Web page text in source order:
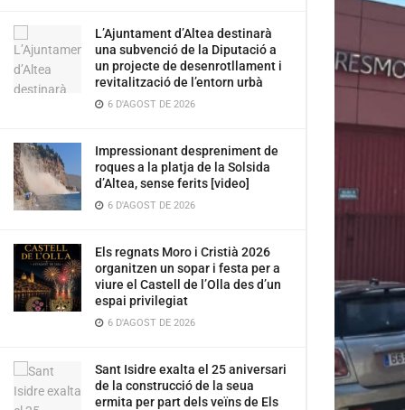
L’Ajuntament d’Altea destinarà
una subvenció de la Diputació a
un projecte de desenrotllament i
revitalització de l’entorn urbà
6 D'AGOST DE 2026
Impressionant despreniment de
roques a la platja de la Solsida
d’Altea, sense ferits [video]
6 D'AGOST DE 2026
Els regnats Moro i Cristià 2026
organitzen un sopar i festa per a
viure el Castell de l’Olla des d’un
espai privilegiat
6 D'AGOST DE 2026
Sant Isidre exalta el 25 aniversari
de la construcció de la seua
ermita per part dels veïns de Els